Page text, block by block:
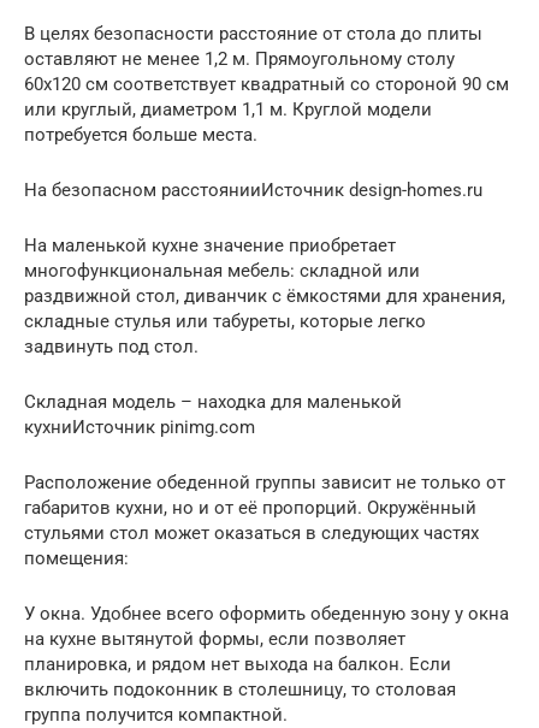
В целях безопасности расстояние от стола до плиты
оставляют не менее 1,2 м. Прямоугольному столу
60х120 см соответствует квадратный со стороной 90 см
или круглый, диаметром 1,1 м. Круглой модели
потребуется больше места.
На безопасном расстоянииИсточник design-homes.ru
На маленькой кухне значение приобретает
многофункциональная мебель: складной или
раздвижной стол, диванчик с ёмкостями для хранения,
складные стулья или табуреты, которые легко
задвинуть под стол.
Складная модель – находка для маленькой
кухниИсточник pinimg.com
Расположение обеденной группы зависит не только от
габаритов кухни, но и от её пропорций. Окружённый
стульями стол может оказаться в следующих частях
помещения:
У окна. Удобнее всего оформить обеденную зону у окна
на кухне вытянутой формы, если позволяет
планировка, и рядом нет выхода на балкон. Если
включить подоконник в столешницу, то столовая
группа получится компактной.